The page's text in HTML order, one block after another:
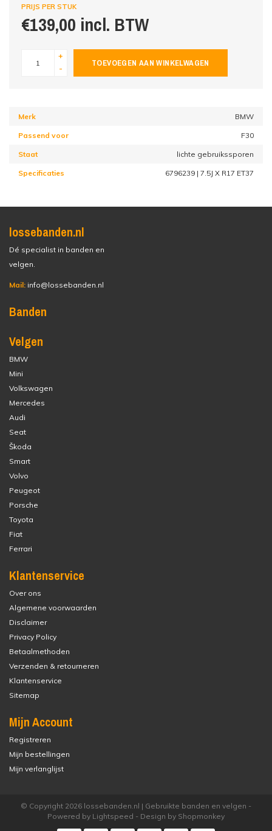
PRIJS PER STUK
€139,00 incl. BTW
+
-
TOEVOEGEN AAN WINKELWAGEN
Merk BMW
Passend voor F30
Staat lichte gebruikssporen
Specificaties 6796239 | 7.5J X R17 ET37
lossebanden.nl
Dé specialist in banden en
velgen.
Mail: info@lossebanden.nl
Banden
Velgen
BMW
Mini
Volkswagen
Mercedes
Audi
Seat
Škoda
Smart
Volvo
Peugeot
Porsche
Toyota
Fiat
Ferrari
Klantenservice
Over ons
Algemene voorwaarden
Disclaimer
Privacy Policy
Betaalmethoden
Verzenden & retourneren
Klantenservice
Sitemap
Mijn Account
Registreren
Mijn bestellingen
Mijn verlanglijst
© Copyright 2026 lossebanden.nl | Gebruikte banden en velgen -
Powered by Lightspeed - Design by Shopmonkey